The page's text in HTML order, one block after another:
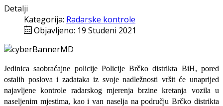
Detalji
Kategorija: Radarske kontrole
Objavljeno: 19 Studeni 2021
Jedinica saobraćajne policije Policije Brčko distrikta BiH, pored
ostalih poslova i zadataka iz svoje nadležnosti vršit će unaprijed
najavljene kontrole radarskog mjerenja brzine kretanja vozila u
naseljenim mjestima, kao i van naselja na području Brčko distrikta